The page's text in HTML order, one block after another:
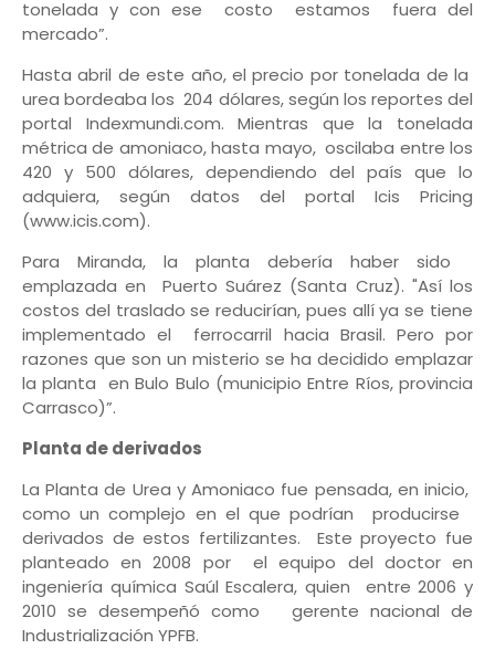
tonelada y con ese costo estamos fuera del
mercado”.
Hasta abril de este año, el precio por tonelada de la
urea bordeaba los 204 dólares, según los reportes del
portal Indexmundi.com. Mientras que la tonelada
métrica de amoniaco, hasta mayo, oscilaba entre los
420 y 500 dólares, dependiendo del país que lo
adquiera, según datos del portal Icis Pricing
(www.icis.com).
Para Miranda, la planta debería haber sido
emplazada en Puerto Suárez (Santa Cruz). "Así los
costos del traslado se reducirían, pues allí ya se tiene
implementado el ferrocarril hacia Brasil. Pero por
razones que son un misterio se ha decidido emplazar
la planta en Bulo Bulo (municipio Entre Ríos, provincia
Carrasco)”.
Planta de derivados
La Planta de Urea y Amoniaco fue pensada, en inicio,
como un complejo en el que podrían producirse
derivados de estos fertilizantes. Este proyecto fue
planteado en 2008 por el equipo del doctor en
ingeniería química Saúl Escalera, quien entre 2006 y
2010 se desempeñó como gerente nacional de
Industrialización YPFB.